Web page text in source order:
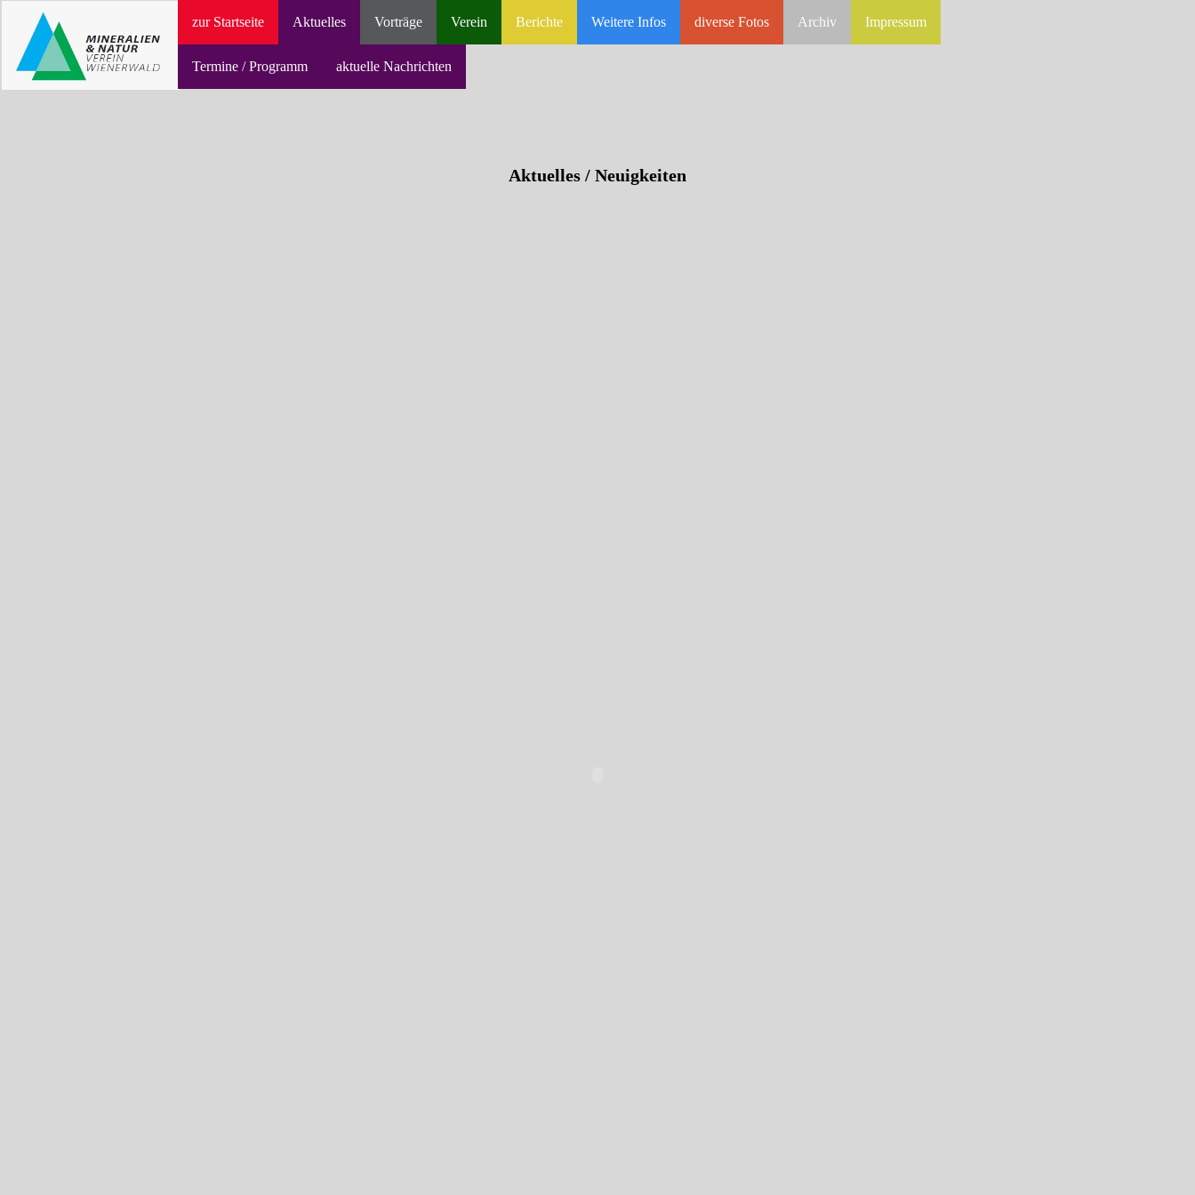
zur Startseite Aktuelles Vorträge Verein Berichte Weitere Infos diverse Fotos Archiv Impressum
Termine / Programm aktuelle Nachrichten
Aktuelles / Neuigkeiten